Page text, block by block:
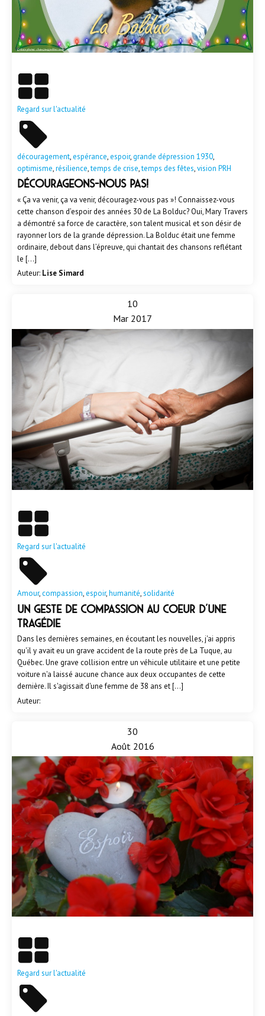
Regard sur l'actualité
découragement,espérance,espoir,grande dépression 1930,
optimisme,résilience,temps de crise,temps des fêtes,vision PRH
DÉCOURAGEONS-NOUS PAS!
« Ça va venir, ça va venir, découragez-vous pas »! Connaissez-vous
cette chanson d’espoir des années 30 de La Bolduc? Oui, Mary Travers
a démontré sa force de caractère, son talent musical et son désir de
rayonner lors de la grande dépression. La Bolduc était une femme
ordinaire, debout dans l’épreuve, qui chantait des chansons reflétant
le […]
Auteur: Lise Simard
10
Mar 2017
Regard sur l'actualité
Amour,compassion,espoir,humanité,solidarité
UN GESTE DE COMPASSION AU COEUR D'UNE
TRAGÉDIE
Dans les dernières semaines, en écoutant les nouvelles, j'ai appris
qu'il y avait eu un grave accident de la route près de La Tuque, au
Québec. Une grave collision entre un véhicule utilitaire et une petite
voiture n'a laissé aucune chance aux deux occupantes de cette
dernière. Il s'agissait d'une femme de 38 ans et […]
Auteur:
30
Août 2016
Regard sur l'actualité